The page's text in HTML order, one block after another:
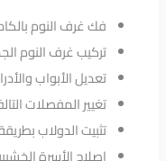
فك غرف النوم
تركيب غرف النوم
تعديل الأبواب
تغيير المفصلات
تثبيت الدولاب